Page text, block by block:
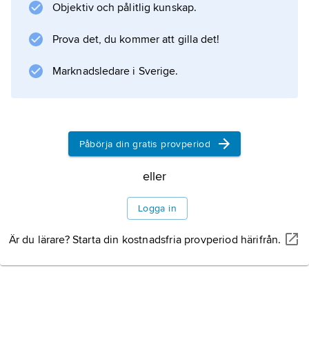
Mankhöjden skall för hanhund vara över 61
cm, för tik över 56 cm. Pälsen skall vara riklig,
grov och raggig och längst över den välvda
länden, som är högre än manken. Valpar föds
Information om artikeln
Objektiv och pålitlig kunskap.
Prova det, du kommer att gilla det!
Marknadsledare i Sverige.
Påbörja din gratis provperiod
eller
Logga in
Är du lärare? Starta din kostnadsfria provperiod härifrån.